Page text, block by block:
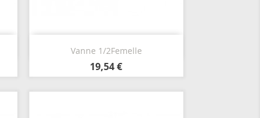
Vanne 1/2Femelle
19,54 €
